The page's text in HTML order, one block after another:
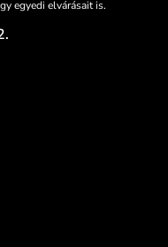
egyedi elvárásait is.